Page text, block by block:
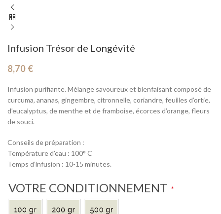
Infusion Trésor de Longévité
8,70 €
Infusion purifiante. Mélange savoureux et bienfaisant composé de
curcuma, ananas, gingembre, citronnelle, coriandre, feuilles d’ortie,
d’eucalyptus, de menthe et de framboise, écorces d’orange, fleurs
de souci.
Conseils de préparation :
Température d’eau : 100° C
Temps d’infusion : 10-15 minutes.
VOTRE CONDITIONNEMENT *